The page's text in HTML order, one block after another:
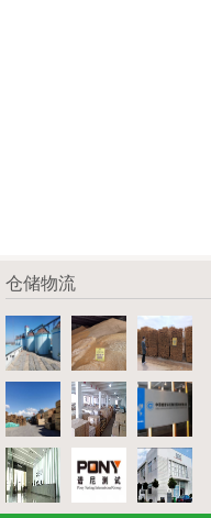
仓储物流